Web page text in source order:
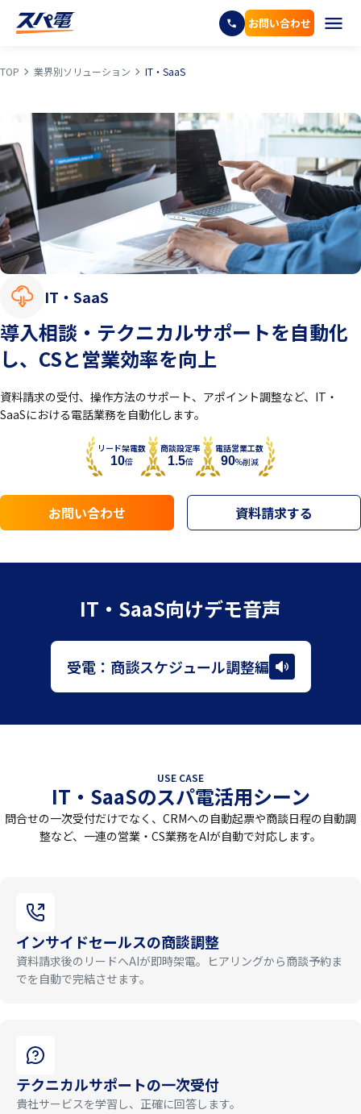
お問い合わせ
TOP 業界別ソリューション IT・SaaS
IT・SaaS
導入相談・テクニカルサポートを自動化
し、CSと営業効率を向上
資料請求の受付、操作方法のサポート、アポイント調整など、IT・
SaaSにおける電話業務を自動化します。
リード架電数
10倍
商談設定率
1.5倍
電話営業工数
90%削減
お問い合わせ 資料請求する
IT・SaaS向けデモ音声
受電：商談スケジュール調整編
USE CASE
IT・SaaSのスパ電活用シーン
問合せの一次受付だけでなく、CRMへの自動起票や商談日程の自動調
整など、一連の営業・CS業務をAIが自動で対応します。
インサイドセールスの商談調整
資料請求後のリードへAIが即時架電。ヒアリングから商談予約ま
でを自動で完結させます。
テクニカルサポートの一次受付
貴社サービスを学習し、正確に回答します。